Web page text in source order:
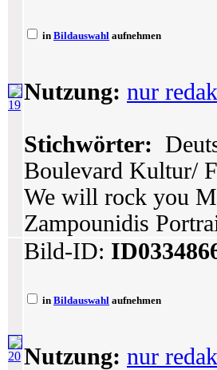
19
in Bildauswahl aufnehmen
Nutzung: nur
Stichwörter:
Boulevard Kultur/
We will rock you
Zampounidis
20
Bild-ID:
in Bildauswahl aufnehmen
Nutzung: nur